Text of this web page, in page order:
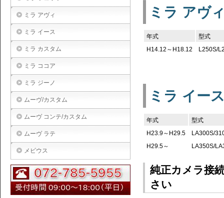
ミラ アヴ
年式
型式
H14.12～H18.12
L250S/
ミラ イー
年式
型式
H23.9～H29.5
LA300S/
H29.5～
LA350S/
純正カメラ接
さい
ミラ アヴィ
ミラ イース
ミラ カスタム
ミラ ココア
ミラ ジーノ
ムーヴ/カスタム
ムーヴ コンテ/カスタム
ムーヴ ラテ
メビウス